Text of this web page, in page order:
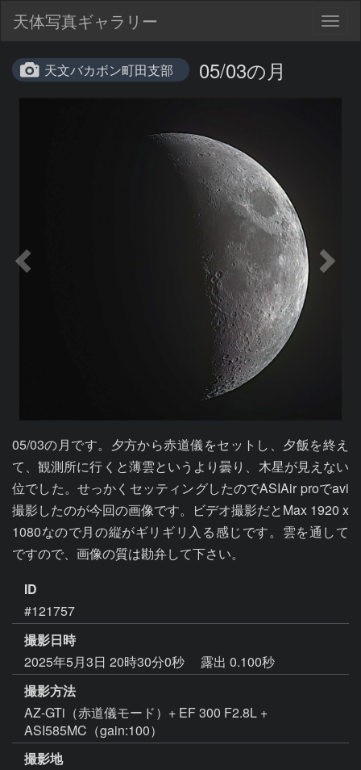
天体写真ギャラリー
天文バカボン町田支部 05/03の月
05/03の月です。夕方から赤道儀をセットし、夕飯を終え
て、観測所に行くと薄雲というより曇り、木星が見えない
位でした。せっかくセッティングしたのでASIAir proでavi
撮影したのが今回の画像です。ビデオ撮影だとMax 1920 x
1080なので月の縦がギリギリ入る感じです。雲を通して
ですので、画像の質は勘弁して下さい。
ID
#121757
撮影日時
2025年5月3日 20時30分0秒
露出 0.100秒
撮影方法
AZ-GTi（赤道儀モード）+ EF 300 F2.8L +
ASI585MC（gain:100）
撮影地